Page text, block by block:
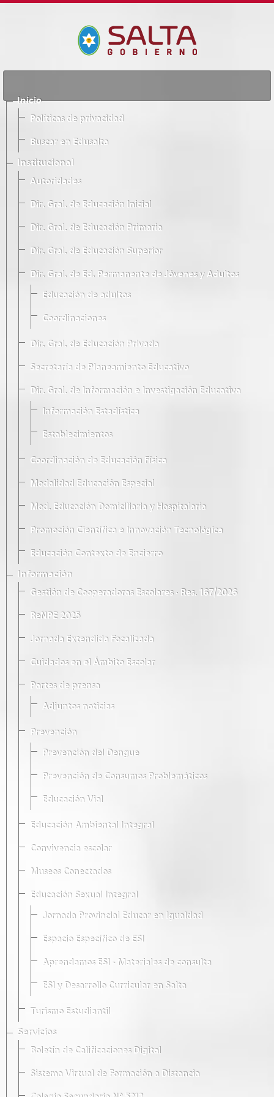
Inicio
Políticas de privacidad
Buscar en Edusalta
Institucional
Autoridades
Dir. Gral. de Educación Inicial
Dir. Gral. de Educación Primaria
Dir. Gral. de Educación Superior
Dir. Gral. de Ed. Permanente de Jóvenes y Adultos
Educación de adultos
Coordinaciones
Dir. Gral. de Educación Privada
Secretaría de Planeamiento Educativo
Dir. Gral. de Información e Investigación Educativa
Información Estadística
Establecimientos
Coordinación de Educación Física
Modalidad Educación Especial
Mod. Educación Domiciliaria y Hospitalaria
Promoción Científica e Innovación Tecnológica
Educación Contexto de Encierro
Información
Gestión de Cooperadoras Escolares · Res. 167/2026
ReNPE 2025
Jornada Extendida Focalizada
Cuidados en el Ámbito Escolar
Partes de prensa
Adjuntos noticias
Prevención
Prevención del Dengue
Prevención de Consumos Problemáticos
Educación Vial
Educación Ambiental Integral
Convivencia escolar
Museos Conectados
Educación Sexual Integral
Jornada Provincial Educar en Igualdad
Espacio Específico de ESI
Aprendamos ESI - Materiales de consulta
ESI y Desarrollo Curricular en Salta
Turismo Estudiantil
Servicios
Boletín de Calificaciones Digital
Sistema Virtual de Formación a Distancia